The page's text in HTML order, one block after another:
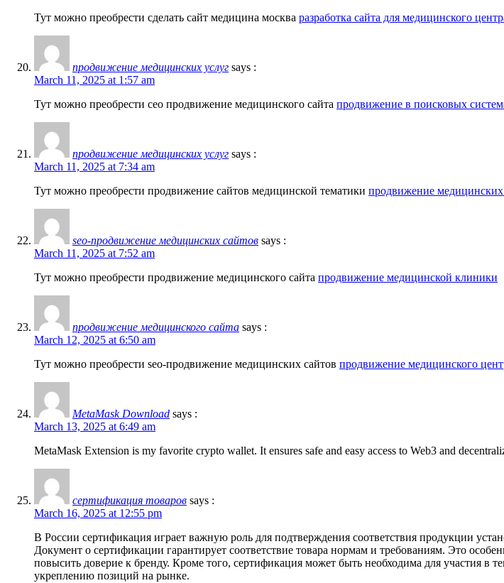
Тут можно преобрести сделать сайт медицина москва разработка сайта для медицинского
продвижение медицинских услуг says :
March 11, 2025 at 1:57 am
Тут можно преобрести сео продвижение медицинского сайта продвижение в поисковых
продвижение медицинских услуг says :
March 11, 2025 at 7:34 am
Тут можно преобрести продвижение сайтов медицинской тематики продвижение медицинских
seo-продвижение медицинских сайтов says :
March 11, 2025 at 7:52 am
Тут можно преобрести продвижение медицинского сайта продвижение медицинской клиники
продвижение медицинского сайта says :
March 12, 2025 at 6:50 am
Тут можно преобрести seo-продвижение медицинских сайтов продвижение медицинского
MetaMask Download says :
March 13, 2025 at 6:49 am
MetaMask Extension is my favorite crypto wallet. It ensures safe and easy access to Web3 and
сертификация товаров says :
March 16, 2025 at 12:55 pm
В России сертификация играет важную роль для подтверждения соответствия продукции
Документ о сертификации гарантирует соответствие товара нормам и требованиям. Это
повысить доверие к бренду. Кроме того, сертификация может быть необходима для участия в
укреплению позиций на рынке.